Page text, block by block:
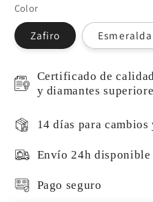
Color
Zafiro Esmeralda
Certificado de
y diamantes
14 días para
Envío 24h disponible
Pago seguro